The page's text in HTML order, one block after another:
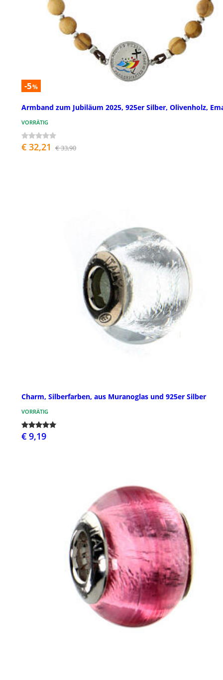
-5%
Armband zum Jubiläum 2025, 925er Silber, Olivenholz,
VORRÄTIG
€ 32,21 € 33,90
Charm, Silberfarben, aus Muranoglas und 925er Silber
VORRÄTIG
€ 9,19